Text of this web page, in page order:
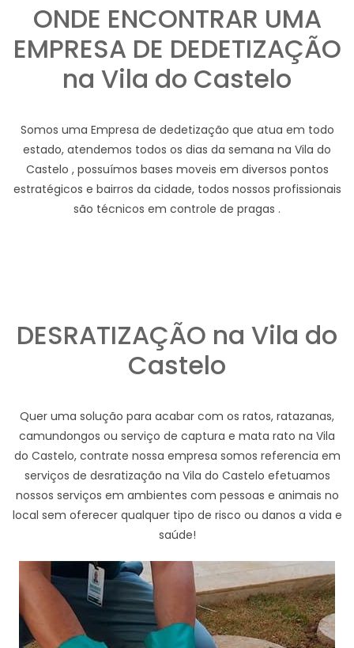
ONDE ENCONTRAR UMA
EMPRESA DE DEDETIZAÇÃO
na Vila do Castelo
Somos uma Empresa de dedetização que atua em todo
estado, atendemos todos os dias da semana na Vila do
Castelo , possuímos bases moveis em diversos pontos
estratégicos e bairros da cidade, todos nossos profissionais
são técnicos em controle de pragas .
DESRATIZAÇÃO na Vila do
Castelo
Quer uma solução para acabar com os ratos, ratazanas,
camundongos ou serviço de captura e mata rato na Vila
do Castelo, contrate nossa empresa somos referencia em
serviços de desratização na Vila do Castelo efetuamos
nossos serviços em ambientes com pessoas e animais no
local sem oferecer qualquer tipo de risco ou danos a vida e
saúde!